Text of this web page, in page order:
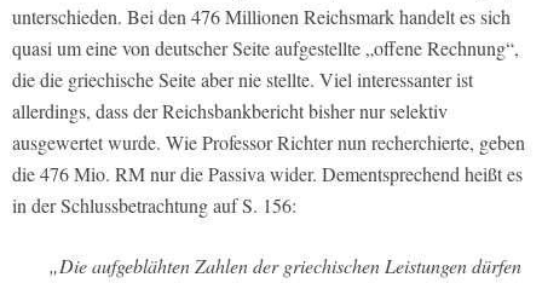
unterschieden. Bei den 476 Millionen Reichsmark handelt es sich
quasi um eine von deutscher Seite aufgestellte „offene Rechnung“,
die die griechische Seite aber nie stellte. Viel interessanter ist
allerdings, dass der Reichsbankbericht bisher nur selektiv
ausgewertet wurde. Wie Professor Richter nun recherchierte, geben
die 476 Mio. RM nur die Passiva wider. Dementsprechend heißt es
in der Schlussbetrachtung auf S. 156:
„Die aufgeblähten Zahlen der griechischen Leistungen dürfen